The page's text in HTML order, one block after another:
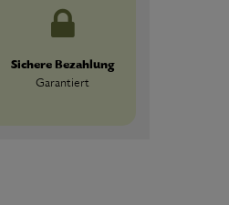
Sichere Bezahlung
Garantiert